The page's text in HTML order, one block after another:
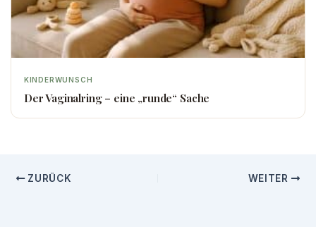
KINDERWUNSCH
Der Vaginalring – eine „runde“ Sache
ZURÜCK WEITER